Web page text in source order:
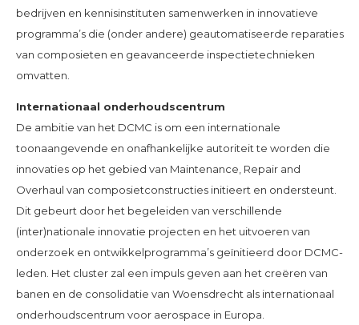
bedrijven en kennisinstituten samenwerken in innovatieve
programma’s die (onder andere) geautomatiseerde reparaties
van composieten en geavanceerde inspectietechnieken
omvatten.
Internationaal onderhoudscentrum
De ambitie van het DCMC is om een internationale
toonaangevende en onafhankelijke autoriteit te worden die
innovaties op het gebied van Maintenance, Repair and
Overhaul van composietconstructies initieert en ondersteunt.
Dit gebeurt door het begeleiden van verschillende
(inter)nationale innovatie projecten en het uitvoeren van
onderzoek en ontwikkelprogramma’s geïnitieerd door DCMC-
leden. Het cluster zal een impuls geven aan het creëren van
banen en de consolidatie van Woensdrecht als internationaal
onderhoudscentrum voor aerospace in Europa.